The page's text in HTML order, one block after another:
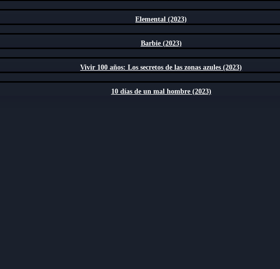
Elemental (2023)
Barbie (2023)
Vivir 100 años: Los secretos de las zonas azules (2023)
10 días de un mal hombre (2023)